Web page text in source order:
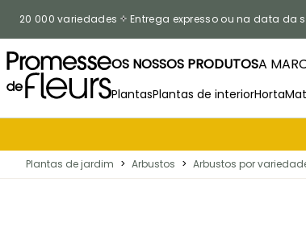
20 000 variedades Entrega expresso ou na data da
OS NOSSOS PRODUTOSA
PlantasPlantas de interiorHorta
Plantas de jardim > Arbustos > Arbustos por